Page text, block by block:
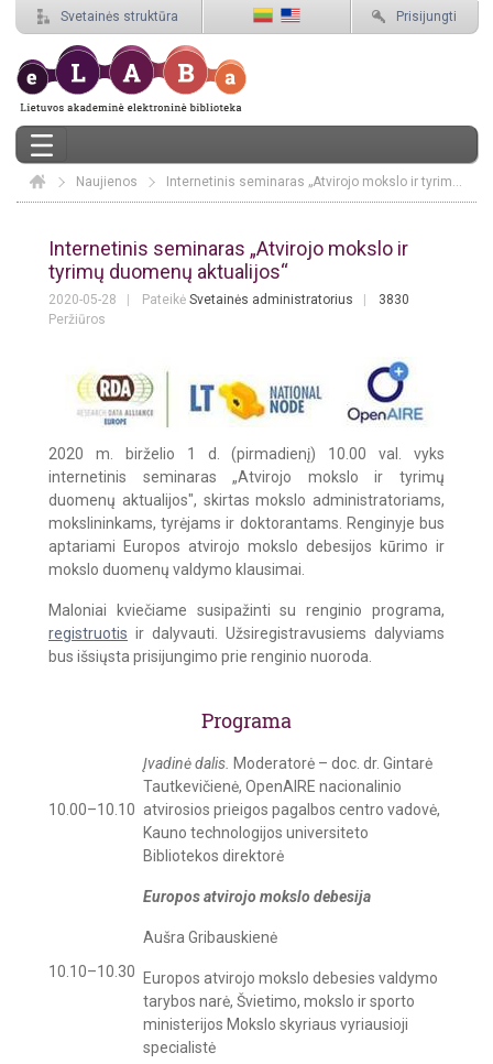
Svetainės struktūra Prisijungti
Elaba
Naujienos
Internetinis seminaras „Atvirojo mokslo ir
tyrimų duomenų aktualijos“
2020-05-28 Pateikė Svetainės administratorius
3830
Peržiūros
2020 m. birželio 1 d. (pirmadienį) 10.00 val. vyks
internetinis seminaras „Atvirojo mokslo ir tyrimų
duomenų aktualijos", skirtas mokslo administratoriams,
mokslininkams, tyrėjams ir doktorantams. Renginyje bus
aptariami Europos atvirojo mokslo debesijos kūrimo ir
mokslo duomenų valdymo klausimai.
Maloniai kviečiame susipažinti su renginio programa,
registruotis ir dalyvauti. Užsiregistravusiems dalyviams
bus išsiųsta prisijungimo prie renginio nuoroda.
Programa
10.00–10.10
Įvadinė dalis. Moderatorė – doc. dr. Gintarė
Tautkevičienė, OpenAIRE nacionalinio
atvirosios prieigos pagalbos centro vadovė,
Kauno technologijos universiteto
Bibliotekos direktorė
10.10–10.30
Europos atvirojo mokslo debesija
Aušra Gribauskienė
Europos atvirojo mokslo debesies valdymo
tarybos narė, Švietimo, mokslo ir sporto
ministerijos Mokslo skyriaus vyriausioji
specialistė